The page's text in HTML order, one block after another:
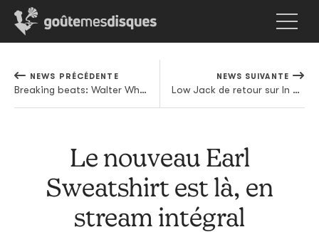
NEWS PRÉCÉDENTE
Breaking beats: Walter White Jr. est DJ. Mazette.
NEWS SUIVANTE
Low Jack de retour sur In Paradisum avec un album sous le bras
Le nouveau Earl
Sweatshirt est là, en
stream intégral